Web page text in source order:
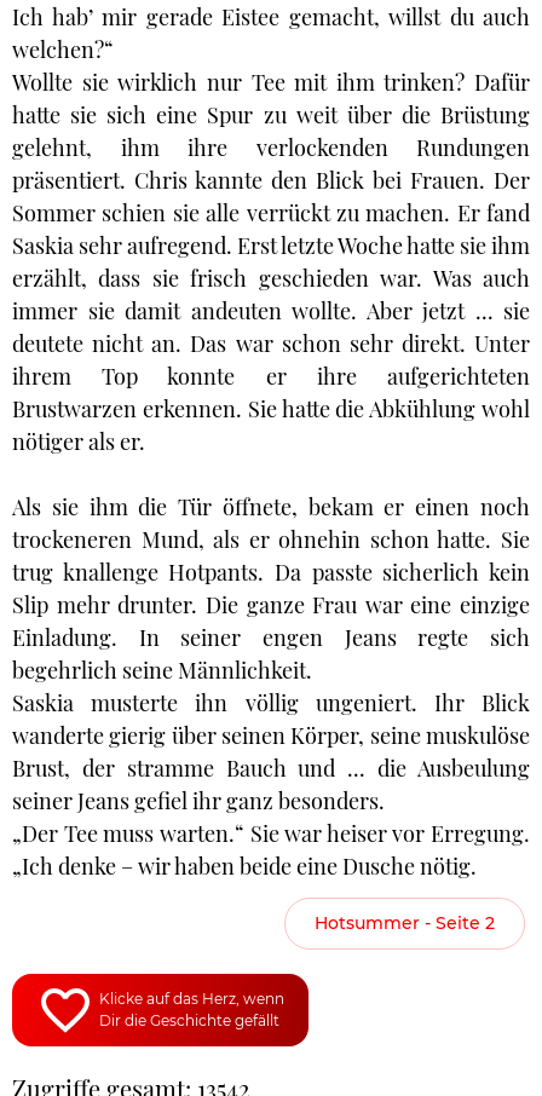
Ich hab’ mir gerade Eistee gemacht, willst du auch
welchen?“
Wollte sie wirklich nur Tee mit ihm trinken? Dafür
hatte sie sich eine Spur zu weit über die Brüstung
gelehnt, ihm ihre verlockenden Rundungen
präsentiert. Chris kannte den Blick bei Frauen. Der
Sommer schien sie alle verrückt zu machen. Er fand
Saskia sehr aufregend. Erst letzte Woche hatte sie ihm
erzählt, dass sie frisch geschieden war. Was auch
immer sie damit andeuten wollte. Aber jetzt ... sie
deutete nicht an. Das war schon sehr direkt. Unter
ihrem Top konnte er ihre aufgerichteten
Brustwarzen erkennen. Sie hatte die Abkühlung wohl
nötiger als er.
Als sie ihm die Tür öffnete, bekam er einen noch
trockeneren Mund, als er ohnehin schon hatte. Sie
trug knallenge Hotpants. Da passte sicherlich kein
Slip mehr drunter. Die ganze Frau war eine einzige
Einladung. In seiner engen Jeans regte sich
begehrlich seine Männlichkeit.
Saskia musterte ihn völlig ungeniert. Ihr Blick
wanderte gierig über seinen Körper, seine muskulöse
Brust, der stramme Bauch und ... die Ausbeulung
seiner Jeans gefiel ihr ganz besonders.
„Der Tee muss warten.“ Sie war heiser vor Erregung.
„Ich denke – wir haben beide eine Dusche nötig.
Hotsummer - Seite 2
Klicke auf das Herz, wenn
Dir die Geschichte gefällt
Zugriffe gesamt: 13542